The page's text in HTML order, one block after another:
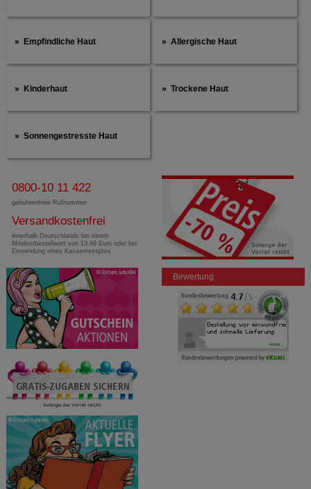
Empfindliche Haut Allergische Haut
Kinderhaut Trockene Haut
Sonnengestresste Haut
0800-10 11 422
gebührenfreie Rufnummer
Versandkostenfrei
innerhalb Deutschlands bei einem
Mindestbestellwert von 13,99 Euro oder bei
Einsendung eines Kassenrezeptes
Bewertung